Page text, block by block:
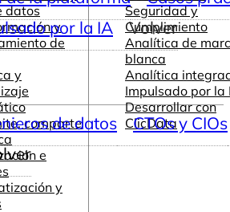
datos
y
de
y
comparte
e
y
Seguridad y
Cumplimiento
Analítica de
blanca
Analítica
Impulsado por la
Desarrollar con
ClicData
por la IA Volver
de datos
CTOs y CIOs